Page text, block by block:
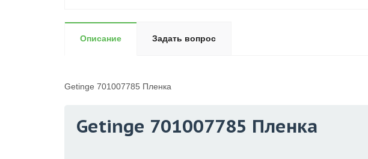
Описание Задать вопрос
Getinge 701007785 Пленка
Getinge 701007785 Пленка